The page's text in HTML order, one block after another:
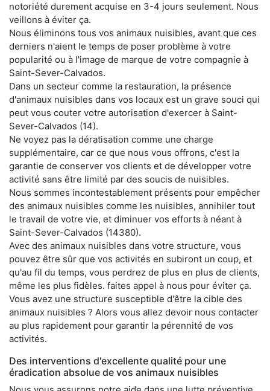
notoriété durement acquise en 3-4 jours seulement. Nous
veillons à éviter ça.
Nous éliminons tous vos animaux nuisibles, avant que ces
derniers n'aient le temps de poser problème à votre
popularité ou à l'image de marque de votre compagnie à
Saint-Sever-Calvados.
Dans un secteur comme la restauration, la présence
d'animaux nuisibles dans vos locaux est un grave souci qui
peut vous couter votre autorisation d'exercer à Saint-
Sever-Calvados (14).
Ne voyez pas la dératisation comme une charge
supplémentaire, car ce que nous vous offrons, c'est la
garantie de conserver vos clients et de développer votre
activité sans être limité par des soucis de nuisibles.
Nous sommes incontestablement présents pour empêcher
des animaux nuisibles comme les nuisibles, annihiler tout
le travail de votre vie, et diminuer vos efforts à néant à
Saint-Sever-Calvados (14380).
Avec des animaux nuisibles dans votre structure, vous
pouvez être sûr que vos activités en subiront un coup, et
qu'au fil du temps, vous perdrez de plus en plus de clients,
même les plus fidèles. faites appel à nous pour éviter ça.
Vous avez une structure susceptible d'être la cible des
animaux nuisibles ? Alors vous allez devoir nous contacter
au plus rapidement pour garantir la pérennité de vos
activités.
Des interventions d'excellente qualité pour une
éradication absolue de vos animaux nuisibles